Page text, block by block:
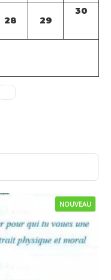
NOUVEAU
28 29
30